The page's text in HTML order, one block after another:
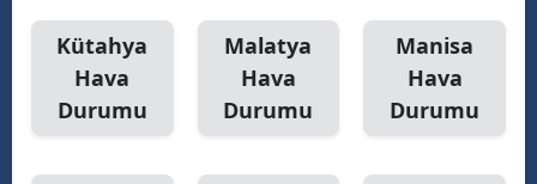
Kütahya
Hava
Durumu
Malatya
Hava
Durumu
Manisa
Hava
Durumu